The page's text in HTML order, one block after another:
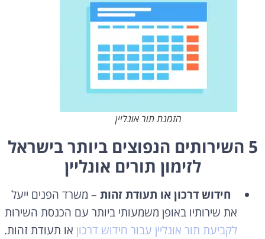
הזמנת תור אונליין
5 השירותים הנפוצים ביותר בישראל
לזימון תורים אונליין
חידוש דרכון או תעודת זהות – משרד הפנים ייעל
את שירותיו באופן משמעותי ביותר עם הכנסת השירות
לקביעת תור אונליין עבור חידוש דרכון או תעודת זהות.